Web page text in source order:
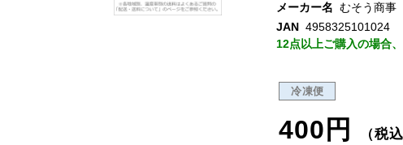
メーカー名 むそう商事
JAN 4958325101024
12点以上ご購入の場合
冷凍便
400円 （税